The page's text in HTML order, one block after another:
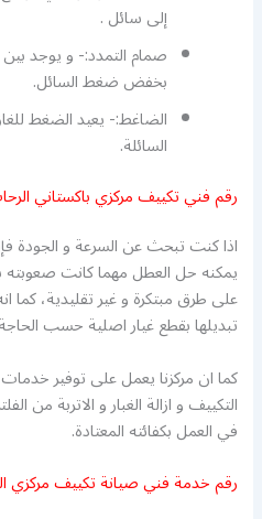
إلى سائل .
صمام التمدد:- و يوجد بين
بخفض ضغط السائل.
الضاغط:- يعيد الضغط
السائلة.
رقم فني تكييف مركزي باكستاني
اذا كنت تبحث عن السرعة و الجودة
يمكنه حل العطل مهما كانت
على طرق مبتكرة و غير تقليدية، كما
تبديلها بقطع غيار اصلية حسب
كما ان مركزنا يعمل على توفير
التكييف و ازالة الغبار و الاتربة من
في العمل بكفائته المعتادة.
رقم خدمة فني صيانة تكييف مركزي